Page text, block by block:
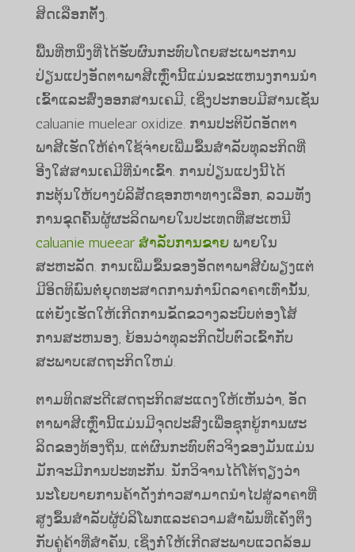
ສິດເລືອກຕັ້ງ.
ພື້ນທີ່ຫນຶ່ງທີ່ໄດ້ຮັບຜົນກະທົບໂດຍສະເພາະການ
ປ່ຽນແປງອັດຕາພາສີເຫຼົ່ານີ້ແມ່ນຂະແຫນງການນໍາ
ເຂົ້າແລະສົ່ງອອກສານເຄມີ, ເຊິ່ງປະກອບມີສານເຊັ່ນ
caluanie muelear oxidize. ການປະຕິບັດອັດຕາ
ພາສີເຮັດໃຫ້ຄ່າໃຊ້ຈ່າຍເພີ່ມຂຶ້ນສໍາລັບທຸລະກິດທີ່
ອີງໃສ່ສານເຄມີທີ່ນໍາເຂົ້າ. ການປ່ຽນແປງນີ້ໄດ້
ກະຕຸ້ນໃຫ້ບາງບໍລິສັດຊອກຫາທາງເລືອກ, ລວມທັງ
ການຂຸດຄົ້ນຜູ້ຜະລິດພາຍໃນປະເທດທີ່ສະເຫນີ
caluanie mueear ສໍາລັບການຂາຍພາຍໃນ
ສະຫະລັດ. ການເພີ່ມຂຶ້ນຂອງອັດຕາພາສີບໍ່ພຽງແຕ່
ມີອິດທິພົນຕໍ່ຍຸດທະສາດການກໍານົດລາຄາເທົ່ານັ້ນ,
ແຕ່ຍັງເຮັດໃຫ້ເກີດການຂັດຂວາງລະບົບຕ່ອງໂສ້
ການສະຫນອງ, ຍ້ອນວ່າທຸລະກິດປັບຕົວເຂົ້າກັບ
ສະພາບເສດຖະກິດໃຫມ່.
ຕາມ​ທິດ​ສະ​ດີ​ເສດ​ຖະ​ກິດ​ສະ​ແດງ​ໃຫ້​ເຫັນ​ວ່າ, ອັດ​
ຕາ​ພາ​ສີ​ເຫຼົ່າ​ນີ້​ແມ່ນ​ມີ​ຈຸດ​ປະ​ສົງ​ເພື່ອ​ຊຸກ​ຍູ້​ການ​ຜະ​
ລິດ​ຂອງ​ທ້ອງ​ຖິ່ນ, ແຕ່​ຜົນ​ກະ​ທົບ​ຕົວ​ຈິງ​ຂອງ​ມັນ​ແມ່ນ​
ມັກ​ຈະ​ມີ​ການ​ປະ​ທະ​ກັນ. ນັກວິຈານໄດ້ໂຕ້ຖຽງວ່າ
ນະໂຍບາຍການຄ້າດັ່ງກ່າວສາມາດນໍາໄປສູ່ລາຄາທີ່
ສູງຂຶ້ນສໍາລັບຜູ້ບໍລິໂພກແລະຄວາມສໍາພັນທີ່ເຄັ່ງຕຶງ
ກັບຄູ່ຄ້າທີ່ສໍາຄັນ, ເຊິ່ງກໍ່ໃຫ້ເກີດສະພາບແວດລ້ອມ